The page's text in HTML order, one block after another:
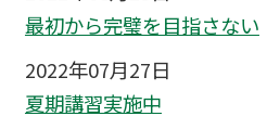
最初から完璧を目指さない
2022年07月27日
夏期講習実施中